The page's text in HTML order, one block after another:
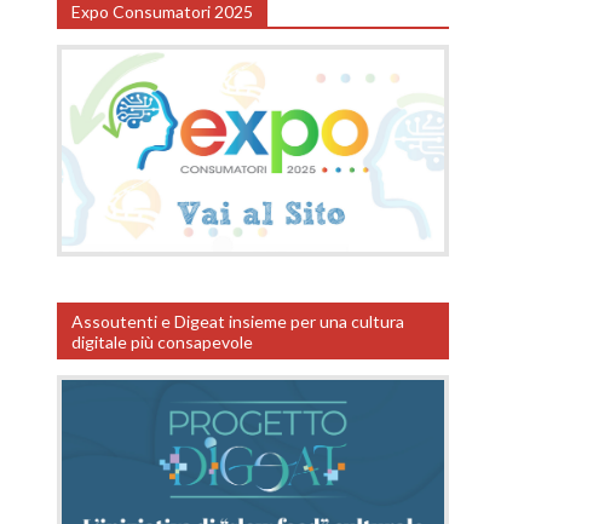
Expo Consumatori 2025
Assoutenti e Digeat insieme per una cultura
digitale più consapevole